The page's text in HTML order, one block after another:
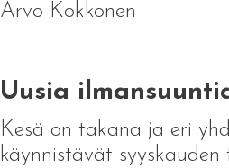
Arvo Kokkonen
Uusia
Kesä on takana ja eri
käynnistävät